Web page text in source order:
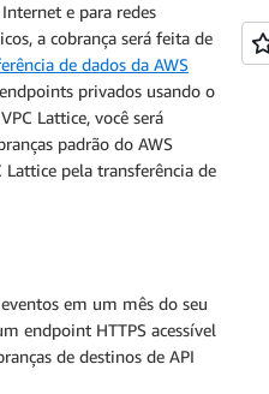
e para redes
a cobrança será feita de
de dados da AWS
privados usando o
Lattice, você será
padrão do AWS
pela transferência de
em um mês do seu
endpoint HTTPS acessível
de destinos de API